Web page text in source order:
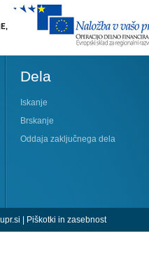
Dela
Iskanje
Brskanje
Oddaja zaključnega dela
Piškotki in zasebnost